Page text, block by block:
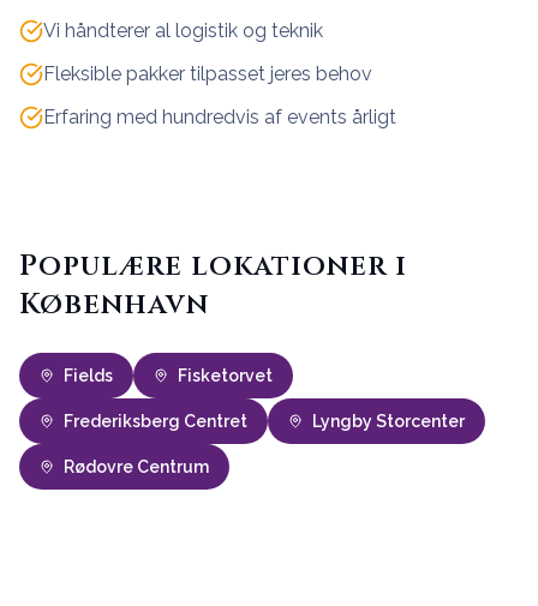
Vi håndterer al logistik og teknik
Fleksible pakker tilpasset jeres behov
Erfaring med hundredvis af events årligt
Populære lokationer i
København
Fields Fisketorvet
Frederiksberg Centret Lyngby Storcenter
Rødovre Centrum